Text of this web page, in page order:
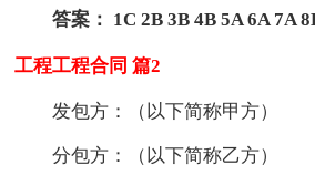
答案： 1C 2B 3B 4B 5A 6A 7A
工程工程合同 篇2
发包方：（以下简称甲方）
分包方：（以下简称乙方）